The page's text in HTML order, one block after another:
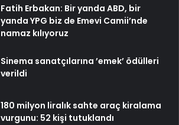
Fatih Erbakan: Bir yanda ABD, bir
yanda YPG biz de Emevi Camii’nde
namaz kılıyoruz
Sinema sanatçılarına ’emek’ ödülleri
verildi
180 milyon liralık sahte araç kiralama
vurgunu: 52 kişi tutuklandı